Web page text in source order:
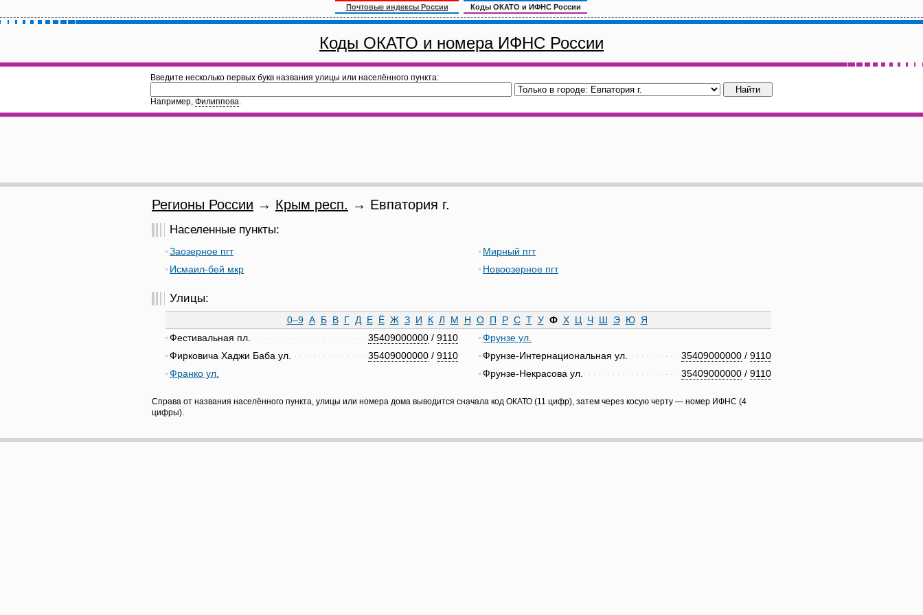
Почтовые индексы России Коды ОКАТО и ИФНС России
Коды ОКАТО и номера ИФНС России
Введите несколько первых букв названия улицы или населённого пункта:
Например, Филиппова.
Регионы России → Крым респ. → Евпатория г.
Населенные пункты:
Заозерное пгт
Исмаил-бей мкр
Мирный пгт
Новоозерное пгт
Улицы:
0–9 А Б В Г Д Е Ё Ж З И К Л М Н О П Р С Т У Ф Х Ц Ч Ш Э Ю Я
35409000000 / 9110
Фестивальная пл.
35409000000 / 9110
Фирковича Хаджи Баба ул.
Франко ул.
Фрунзе ул.
35409000000 / 9110
Фрунзе-Интернациональная ул.
35409000000 / 9110
Фрунзе-Некрасова ул.
Справа от названия населённого пункта, улицы или номера дома выводится сначала код ОКАТО (11 цифр), затем через косую черту — номер ИФНС (4
цифры).